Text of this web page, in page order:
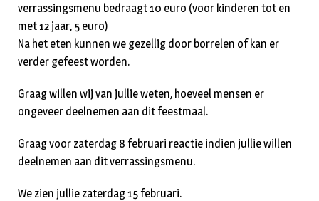
verrassingsmenu bedraagt 10 euro (voor kinderen tot en
met 12 jaar, 5 euro)
Na het eten kunnen we gezellig door borrelen of kan er
verder gefeest worden.
Graag willen wij van jullie weten, hoeveel mensen er
ongeveer deelnemen aan dit feestmaal.
Graag voor zaterdag 8 februari reactie indien jullie willen
deelnemen aan dit verrassingsmenu.
We zien jullie zaterdag 15 februari.